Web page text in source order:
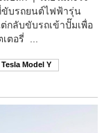
ขับรถยนต์ไฟฟ้ารุ่น
กลับขับรถเข้าปั๊มเพื่อ
ตอรี่ ...
Tesla Model Y